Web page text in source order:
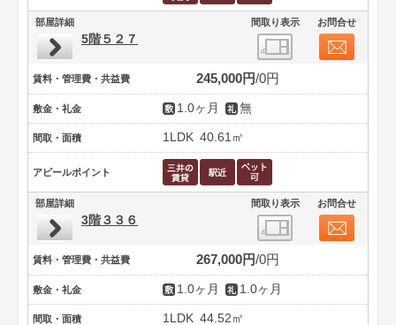
部屋詳細 間取り表示 お問合せ
5階５２７
賃料・管理費・共益費 245,000円 0円
敷金・礼金 1.0ヶ月 無
間取・面積 1LDK 40.61㎡
アピールポイント
部屋詳細 間取り表示 お問合せ
3階３３６
賃料・管理費・共益費 267,000円 0円
敷金・礼金 1.0ヶ月 1.0ヶ月
間取・面積 1LDK 44.52㎡